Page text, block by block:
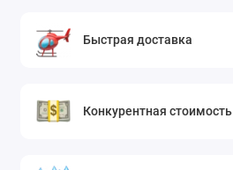
Быстрая доставка
Конкурентная стоимость